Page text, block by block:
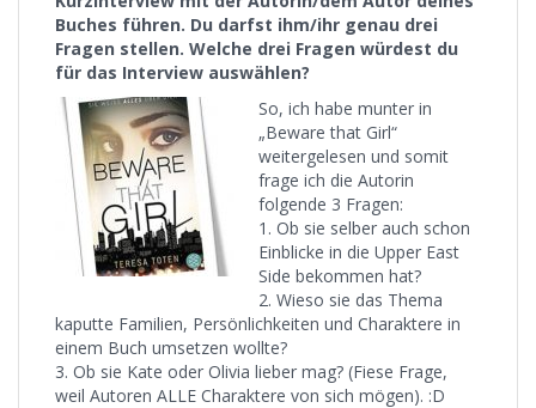
Buches führen. Du darfst ihm/ihr genau drei
Fragen stellen. Welche drei Fragen würdest du
für das Interview auswählen?
So, ich habe munter in
„Beware that Girl“
weitergelesen und somit
frage ich die Autorin
folgende 3 Fragen:
1. Ob sie selber auch schon
Einblicke in die Upper East
Side bekommen hat?
2. Wieso sie das Thema
kaputte Familien, Persönlichkeiten und Charaktere in
einem Buch umsetzen wollte?
3. Ob sie Kate oder Olivia lieber mag? (Fiese Frage,
weil Autoren ALLE Charaktere von sich mögen). :D